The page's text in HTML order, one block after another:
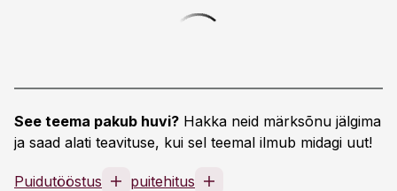
See teema pakub huvi? Hakka neid märksõnu jälgima
ja saad alati teavituse, kui sel teemal ilmub midagi uut!
Puidutööstus puitehitus